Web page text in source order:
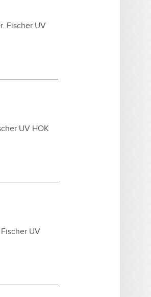
Fischer UV
UV HOK
UV